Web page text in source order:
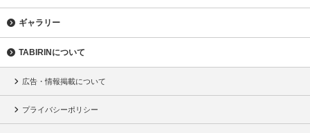
ギャラリー
TABIRINについて
広告・情報掲載について
プライバシーポリシー